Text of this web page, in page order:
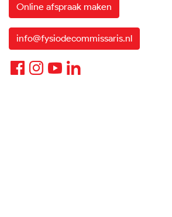
Online afspraak maken
info@fysiodecommissaris.nl